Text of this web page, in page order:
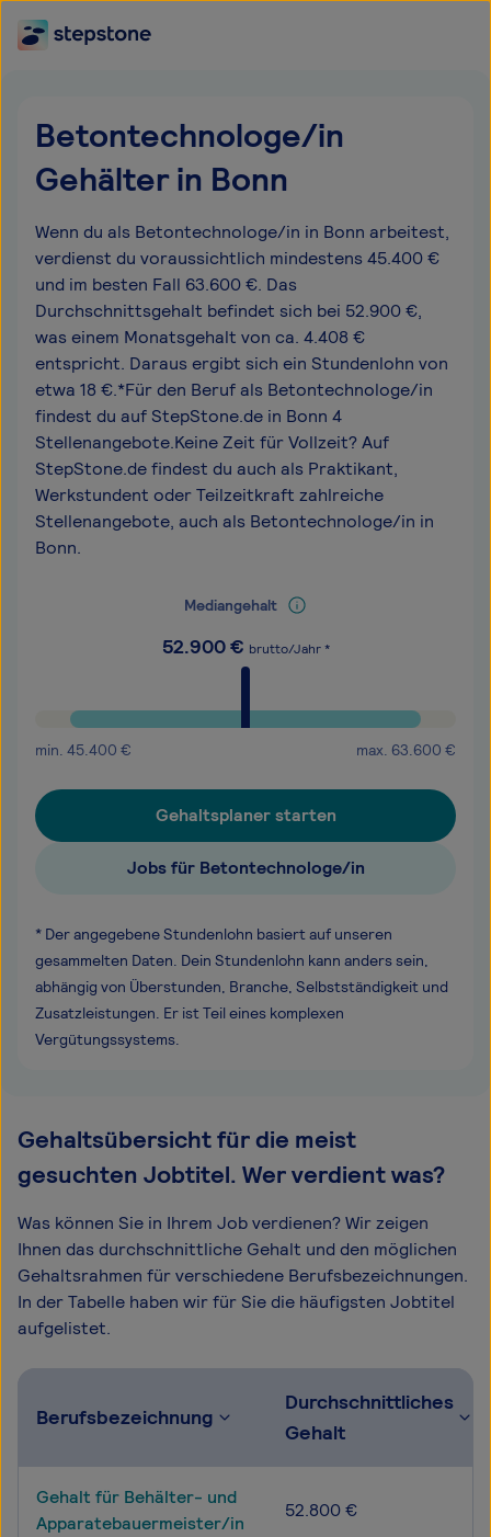
Betontechnologe/in
Gehälter in Bonn
Wenn du als Betontechnologe/in in Bonn arbeitest,
verdienst du voraussichtlich mindestens 45.400 €
und im besten Fall 63.600 €. Das
Durchschnittsgehalt befindet sich bei 52.900 €,
was einem Monatsgehalt von ca. 4.408 €
entspricht. Daraus ergibt sich ein Stundenlohn von
etwa 18 €.*Für den Beruf als Betontechnologe/in
findest du auf StepStone.de in Bonn 4
Stellenangebote.Keine Zeit für Vollzeit? Auf
StepStone.de findest du auch als Praktikant,
Werkstundent oder Teilzeitkraft zahlreiche
Stellenangebote, auch als Betontechnologe/in in
Bonn.
Mediangehalt
52.900€ brutto/Jahr *
min. 45.400 € max. 63.600 €
Gehaltsplaner starten
Jobs für Betontechnologe/in
* Der angegebene Stundenlohn basiert auf unseren
gesammelten Daten. Dein Stundenlohn kann anders sein,
abhängig von Überstunden, Branche, Selbstständigkeit und
Zusatzleistungen. Er ist Teil eines komplexen
Vergütungssystems.
Gehaltsübersicht für die meist
gesuchten Jobtitel. Wer verdient was?
Was können Sie in Ihrem Job verdienen? Wir zeigen
Ihnen das durchschnittliche Gehalt und den möglichen
Gehaltsrahmen für verschiedene Berufsbezeichnungen.
In der Tabelle haben wir für Sie die häufigsten Jobtitel
aufgelistet.
Berufsbezeichnung
Durchschnittliches
Gehalt
Gehalt für Behälter- und
Apparatebauermeister/in
52.800 €